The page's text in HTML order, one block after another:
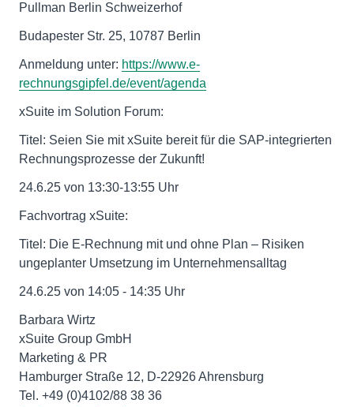
Pullman Berlin Schweizerhof
Budapester Str. 25, 10787 Berlin
Anmeldung unter: https://www.e-
rechnungsgipfel.de/event/agenda
xSuite im Solution Forum:
Titel: Seien Sie mit xSuite bereit für die SAP-integrierten
Rechnungsprozesse der Zukunft!
24.6.25 von 13:30-13:55 Uhr
Fachvortrag xSuite:
Titel: Die E-Rechnung mit und ohne Plan – Risiken
ungeplanter Umsetzung im Unternehmensalltag
24.6.25 von 14:05 - 14:35 Uhr
Barbara Wirtz
xSuite Group GmbH
Marketing & PR
Hamburger Straße 12, D-22926 Ahrensburg